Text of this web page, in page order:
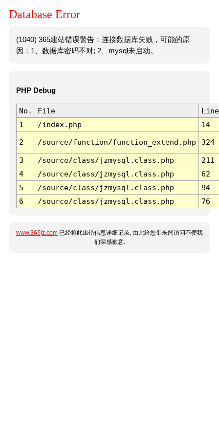
Database Error
(1040) 365建站错误警告：连接数据库失败，可能的原
因：1、数据库密码不对; 2、mysql未启动。
PHP Debug
No. File
Line
1
/index.php 14
2 /source/function/function_extend.php 324
3 /source/class/jzmysql.class.php
211
4
/source/class/jzmysql.class.php
62
5
/source/class/jzmysql.class.php
94
6
/source/class/jzmysql.class.php 76
www.365jz.com 已经将此出错信息详细记录, 由此给您带来的访问不便我
们深感歉意.